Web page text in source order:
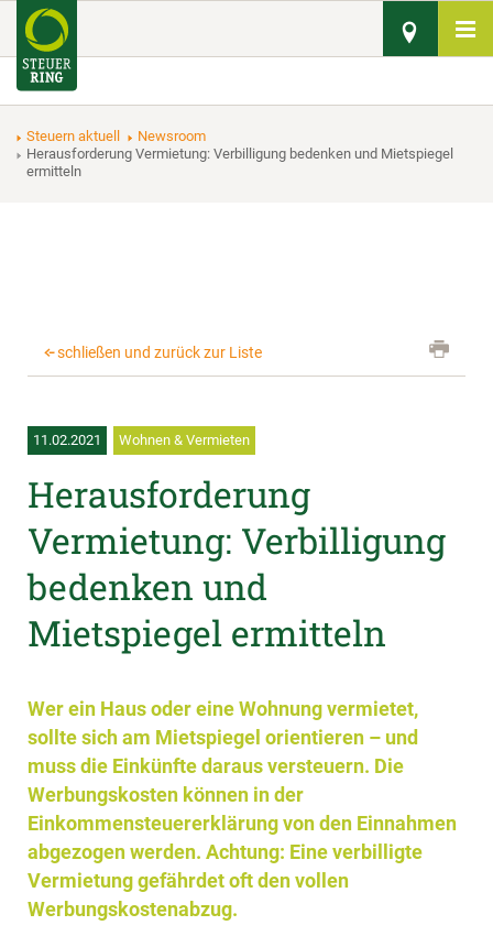
Steuern aktuell
Newsroom
Herausforderung Vermietung: Verbilligung bedenken und Mietspiegel
ermitteln
schließen und zurück zur Liste
11.02.2021 Wohnen & Vermieten
Herausforderung
Vermietung: Verbilligung
bedenken und
Mietspiegel ermitteln
Wer ein Haus oder eine Wohnung vermietet,
sollte sich am Mietspiegel orientieren – und
muss die Einkünfte daraus versteuern. Die
Werbungskosten können in der
Einkommensteuererklärung von den Einnahmen
abgezogen werden. Achtung: Eine verbilligte
Vermietung gefährdet oft den vollen
Werbungskostenabzug.